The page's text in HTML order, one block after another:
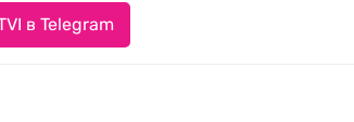
в Telegram